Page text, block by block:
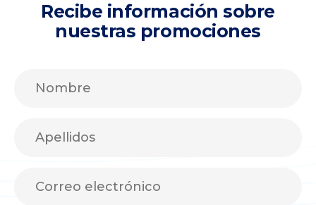
Recibe información sobre
nuestras promociones